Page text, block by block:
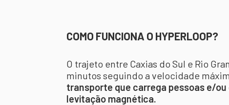
COMO FUNCIONA O HYPERLOOP?
O trajeto entre Caxias do Sul e Rio
minutos seguindo a velocidade
transporte que carrega pessoas e/
levitação magnética.